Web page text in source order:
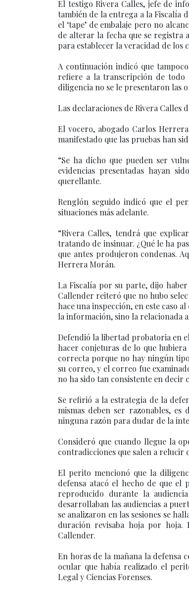
El testigo Rivera Calles, jefe de
también de la entrega a la Fiscalía
el ‘tape’ de embalaje pero no
de alterar la fecha que se registra
para establecer la veracidad de los
A continuación indicó que
refiere a la transcripción de todo
diligencia no se le presentaron las
Las declaraciones de Rivera Calles
El vocero, abogado Carlos
manifestado que las pruebas han
“Se ha dicho que pueden ser
evidencias presentadas hayan
querellante.
Renglón seguido indicó que el
situaciones más adelante.
“Rivera Calles, tendrá que
tratando de insinuar. ¿Qué le ha
que antes produjeron condenas.
Herrera Morán.
La Fiscalía por su parte, dijo
Callender reiteró que no hubo
hace una inspección, en este caso
la información, sino la relacionada
Defendió la libertad probatoria en
hacer conjeturas de lo que
correcta porque no hay ningún
su correo, y el correo fue
no ha sido tan consistente en decir
Se refirió a la estrategia de la
mismas deben ser razonables,
ninguna razón para dudar de la
Consideró que cuando llegue la
contradicciones que salen a relucir
El perito mencionó que la
defensa atacó el hecho de que el
reproducido durante la
desarrollaban las audiencias a
se analizaron en las sesiones se
duración revisaba hoja por
Callender.
En horas de la mañana la defensa
ocular que había realizado el
Legal y Ciencias Forenses.